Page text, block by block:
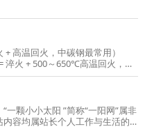
整理的‌气缸推力与拉力快
+ 高温回火，中碳钢最常用）
淬火 + 500～650℃高温回火，只
碳合金钢（C：0.3%～0.5%），
氏体（铁素体 + 细小球状碳
一颗小小太阳 ”简称“一阳网”属非
容均属站长个人工作与生活的